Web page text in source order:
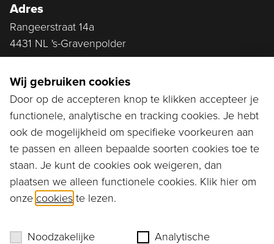
Adres
Rangeerstraat 14a
4431 NL 's-Gravenpolder
Ga naar...
Bestellen
Diensten
Assortiment
Ons verhaal
Wij gebruiken cookies
Door op de accepteren knop te klikken accepteer je
functionele, analytische en tracking cookies. Je hebt
ook de mogelijkheid om specifieke voorkeuren aan
te passen en alleen bepaalde soorten cookies toe te
staan. Je kunt de cookies ook weigeren, dan
plaatsen we alleen functionele cookies. Klik hier om
onze cookies te lezen.
Noodzakelijke Analytische